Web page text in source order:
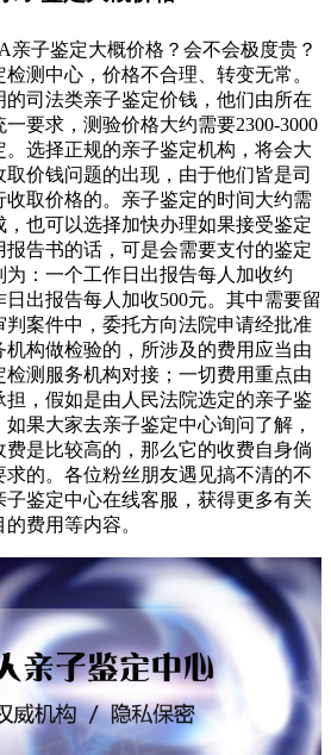
亲子鉴定大概价格？会不会极度贵？
测中心，价格不合理、转变无常。
的司法类亲子鉴定价钱，他们由所在
要求，测验价格大约需要2300-3000
。选择正规的亲子鉴定机构，将会大
价钱问题的出现，由于他们皆是司
收取价格的。亲子鉴定的时间大约需
，也可以选择加快办理如果接受鉴定
报告书的话，可是会需要支付的鉴定
为：一个工作日出报告每人加收约
日出报告每人加收500元。其中需要留
判案件中，委托方向法院申请经批准
机构做检验的，所涉及的费用应当由
检测服务机构对接；一切费用重点由
担，假如是由人民法院选定的亲子鉴
果大家去亲子鉴定中心询问了解，
费是比较高的，那么它的收费自身倘
求的。各位粉丝朋友遇见搞不清的不
子鉴定中心在线客服，获得更多有关
费用等内容。